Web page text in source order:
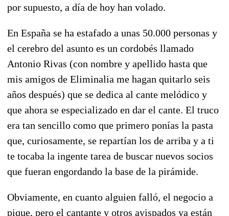
por supuesto, a día de hoy han volado.
En España se ha estafado a unas 50.000 personas y
el cerebro del asunto es un cordobés llamado
Antonio Rivas (con nombre y apellido hasta que
mis amigos de Eliminalia me hagan quitarlo seis
años después) que se dedica al cante melódico y
que ahora se especializado en dar el cante. El truco
era tan sencillo como que primero ponías la pasta
que, curiosamente, se repartían los de arriba y a ti
te tocaba la ingente tarea de buscar nuevos socios
que fueran engordando la base de la pirámide.
Obviamente, en cuanto alguien falló, el negocio a
pique, pero el cantante y otros avispados ya están